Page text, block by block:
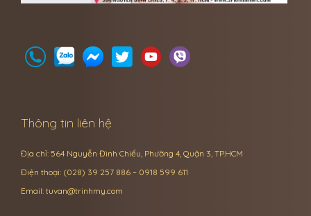
Thông tin liên hệ
Địa chỉ: 564 Nguyễn Đình Chiểu, Phường 4, Quận 3, TP.HCM
Điện thoại: (028) 39 257 886 – 0918 599 611
Email: tuvan@trinhmy.com